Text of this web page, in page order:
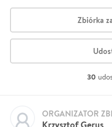
Zbiórka
30
ORGANIZATOR